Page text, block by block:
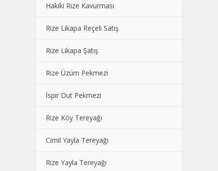
Hakiki Rize Kavurması
Rize Likapa Reçeli Satış
Rize Likapa Şatış
Rize Üzüm Pekmezi
İspir Dut Pekmezi
Rize Köy Tereyağı
Cimil Yayla Tereyağı
Rize Yayla Tereyağı